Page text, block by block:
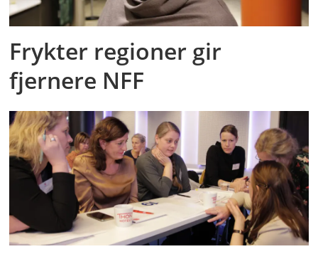
Frykter regioner gir
fjernere NFF